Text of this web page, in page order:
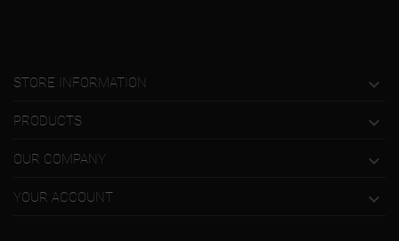
STORE INFORMATION 
PRODUCTS 
OUR COMPANY 
YOUR ACCOUNT 